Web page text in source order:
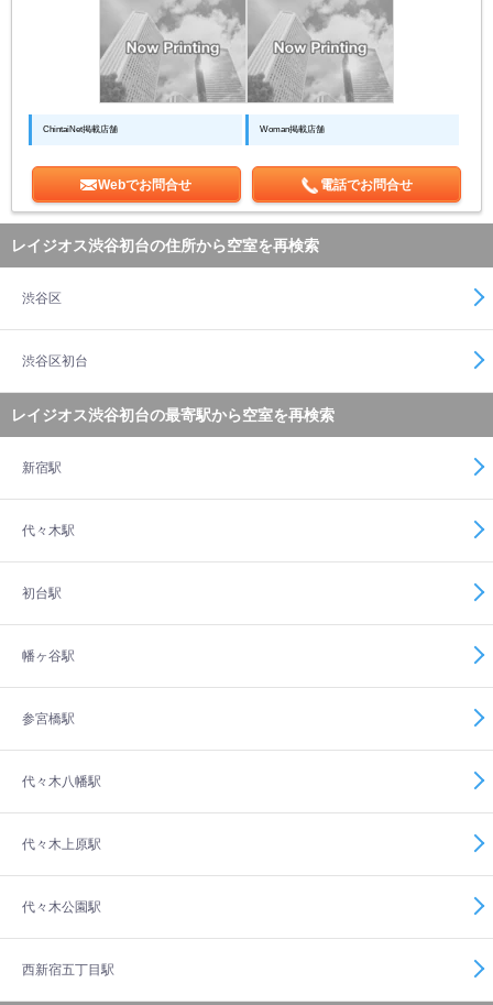
ChintaiNet掲載店舗 Woman掲載店舗
Webでお問合せ 電話でお問合せ
レイジオス渋谷初台の住所から空室を再検索
渋谷区
渋谷区初台
レイジオス渋谷初台の最寄駅から空室を再検索
新宿駅
代々木駅
初台駅
幡ヶ谷駅
参宮橋駅
代々木八幡駅
代々木上原駅
代々木公園駅
西新宿五丁目駅